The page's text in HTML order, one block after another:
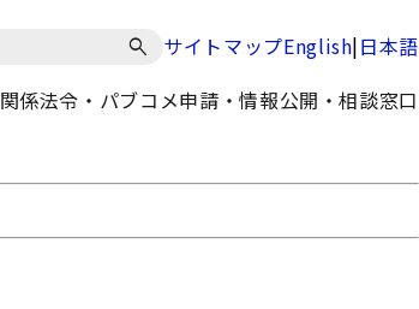
サイトマップEnglish|日本語
関係法令・パブコメ申請・情報公開・相談窓口